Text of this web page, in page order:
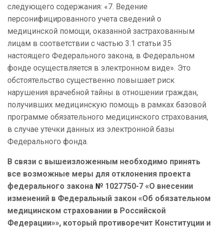
следующего содержания: «7. Ведение
персонифицированного учета сведений о
медицинской помощи, оказанной застрахованным
лицам в соответствии с частью 3.1 статьи 35
настоящего Федерального закона, в Федеральном
фонде осуществляется в электронном виде». Это
обстоятельство существенно повышает риск
нарушения врачебной тайны в отношении граждан,
получивших медицинскую помощь в рамках базовой
программе обязательного медицинского страхования,
в случае утечки данных из электронной базы
Федерального фонда.
В связи с вышеизложенным необходимо принять
все возможные меры для отклонения проекта
федерального закона № 1027750-7 «О внесении
изменений в Федеральный закон «Об обязательном
медицинском страховании в Российской
Федерации»», который противоречит Конституции и